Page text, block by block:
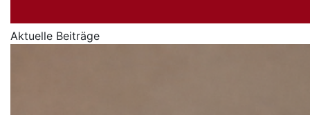
Aktuelle Beiträge